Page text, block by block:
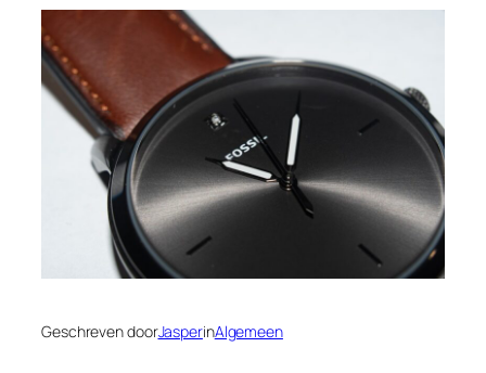
Geschreven doorJasperinAlgemeen